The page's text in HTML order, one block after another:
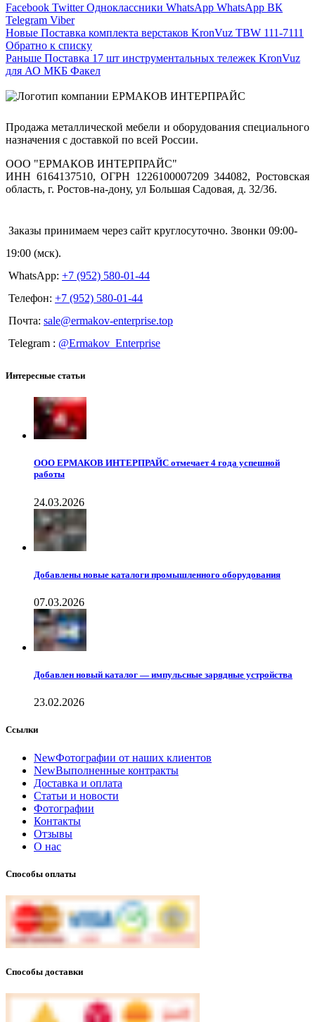
Facebook Twitter Одноклассники WhatsApp WhatsApp ВК
Telegram Viber
Новые Поставка комплекта верстаков KronVuz TBW 111-7111
Обратно к списку
Раньше Поставка 17 шт инструментальных тележек KronVuz
для АО МКБ Факел
Продажа металлической мебели и оборудования специального
назначения с доставкой по всей России.
ООО "ЕРМАКОВ ИНТЕРПРАЙС"
ИНН 6164137510, ОГРН 1226100007209 344082, Ростовская
область, г. Ростов-на-дону, ул Большая Садовая, д. 32/36.
Заказы принимаем через сайт круглосуточно. Звонки 09:00-
19:00 (мск).
WhatsApp: +7 (952) 580-01-44
Телефон: +7 (952) 580-01-44
Почта: sale@ermakov-enterprise.top
Telegram : @Ermakov_Enterprise
Интересные статьи
ООО ЕРМАКОВ ИНТЕРПРАЙС отмечает 4 года успешной
работы
24.03.2026
Добавлены новые каталоги промышленного оборудования
07.03.2026
Добавлен новый каталог — импульсные зарядные устройства
23.02.2026
Ссылки
NewФотографии от наших клиентов
NewВыполненные контракты
Доставка и оплата
Статьи и новости
Фотографии
Контакты
Отзывы
О нас
Способы оплаты
Способы доставки